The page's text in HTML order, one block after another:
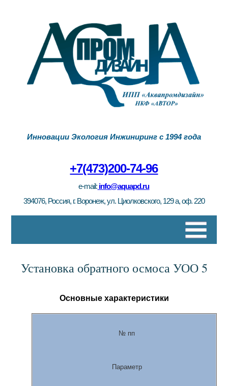
Инновации Экология Инжиниринг с 1994 года
+7(473)200-74-96
e-mail: info@aquapd.ru
394076, Россия, г. Воронеж, ул. Циолковского, 129 а, оф. 220
Установка обратного осмоса УОО 5
Основные характеристики
№ пп
Параметр